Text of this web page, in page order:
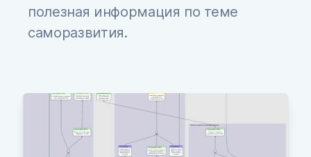
полезная информация по теме
саморазвития.